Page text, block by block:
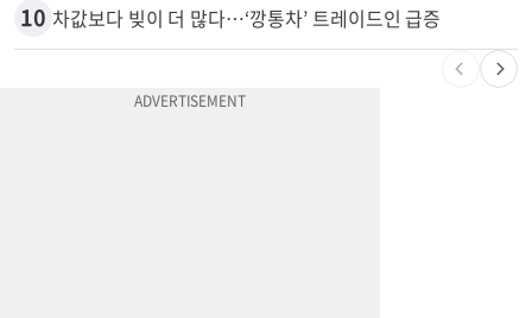
10 차값보다 빚이 더 많다…‘깡통차’ 트레이드인 급증